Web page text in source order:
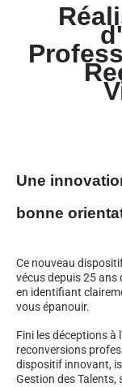
Une
bonne
Ce nouveau
vécus depuis 25 ans
en identifiant
vous épanouir.
Fini les déceptions à
reconversions
dispositif innovant,
Gestion des Talents,